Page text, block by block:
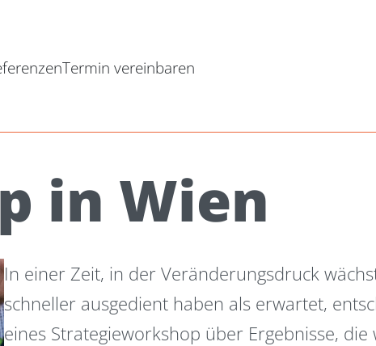
Termin vereinbaren
in Wien
In einer Zeit, in der Veränderungsdruck
schneller ausgedient haben als erwartet,
eines Strategieworkshop über Ergebnisse, die